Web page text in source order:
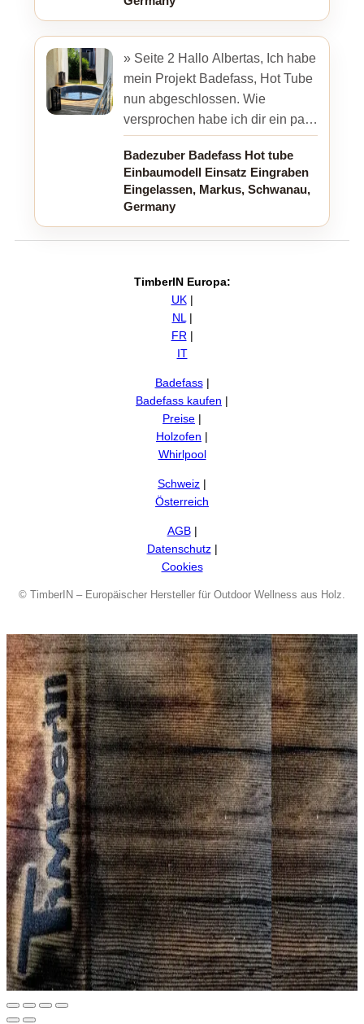
» Seite 2 Hallo Albertas, Ich habe
mein Projekt Badefass, Hot Tube
nun abgeschlossen. Wie
versprochen habe ich dir ein paar
Bilder im Anhang, für eure
Werbezwecke. Wenn ...
Badezuber Badefass Hot tube
Einbaumodell Einsatz Eingraben
Eingelassen, Markus, Schwanau,
Germany
TimberIN Europa:
UK|
NL|
FR|
IT
Badefass|
Badefass kaufen |
Preise |
Holzofen |
Whirlpool
Schweiz |
Österreich
AGB|
Datenschutz|
Cookies
© TimberIN – Europäischer Hersteller für Outdoor Wellness aus Holz.